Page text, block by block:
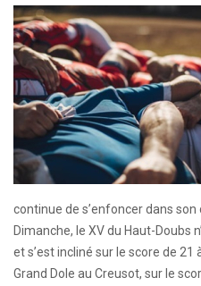
continue de s’enfoncer dans
Dimanche, le XV du Haut-Doubs
et s’est incliné sur le score de
Grand Dole au Creusot, sur le